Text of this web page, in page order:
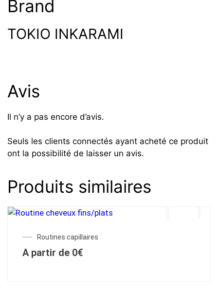
Brand
TOKIO INKARAMI
Avis
Il n’y a pas encore d’avis.
Seuls les clients connectés ayant acheté ce produit
ont la possibilité de laisser un avis.
Produits similaires
Routines capillaires
A partir de 0€